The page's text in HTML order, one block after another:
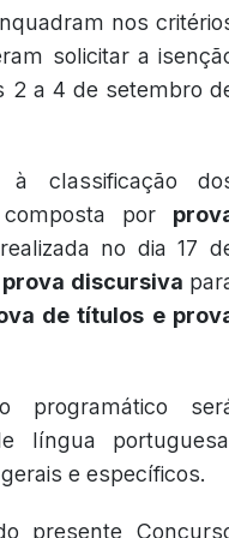
nos
solicitar a
2 a 4 de setembro
classificação
por
no dia 17
prova discursiva
de títulos e
programático
língua
e específicos.
presente